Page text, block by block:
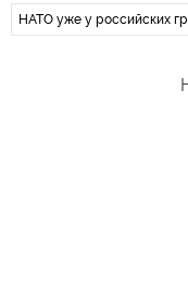
НАТО уже у российских